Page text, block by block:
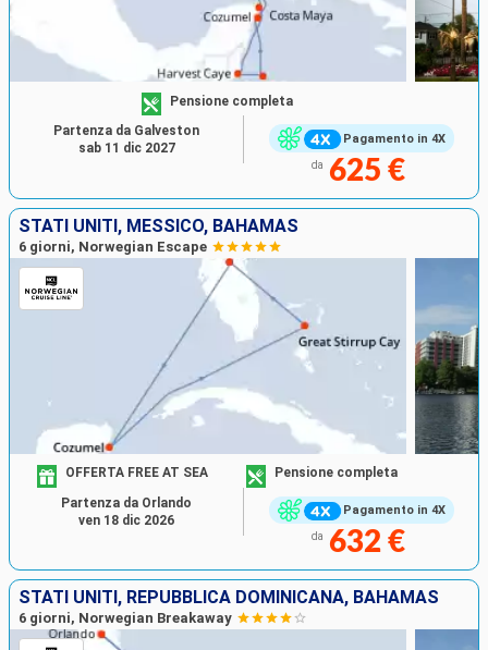
Pagamento in 4X
Pensione completa
da 625 €
Partenza da Galveston
sab 11 dic 2027
STATI UNITI, MESSICO, BAHAMAS
6 giorni, Norwegian Escape
Pagamento in 4X
OFFERTA FREE AT SEA Pensione completa
da 632 €
Partenza da Orlando
ven 18 dic 2026
STATI UNITI, REPUBBLICA DOMINICANA, BAHAMAS
6 giorni, Norwegian Breakaway